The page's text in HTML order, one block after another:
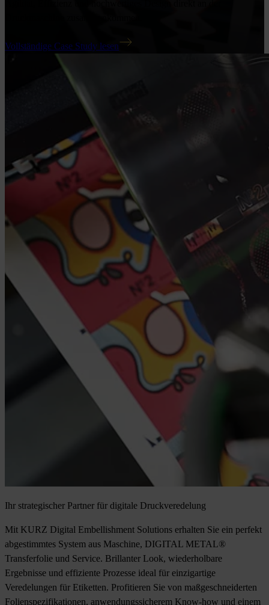
Vollständige Case Study lesen
Ihr strategischer Partner für digitale Druckveredelung
Mit KURZ Digital Embellishment Solutions erhalten Sie ein perfekt
abgestimmtes System aus Maschine, DIGITAL METAL®
Transferfolie und Service. Brillanter Look, wiederholbare
Ergebnisse und effiziente Prozesse ideal für einzigartige
Veredelungen für Etiketten. Profitieren Sie von maßgeschneiderten
Folienspezifikationen, anwendungssicherem Know-how und einem